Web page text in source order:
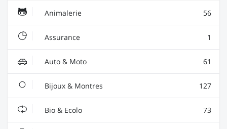
Animalerie 56
Assurance 1
Auto & Moto 61
Bijoux & Montres 127
Bio & Ecolo 73